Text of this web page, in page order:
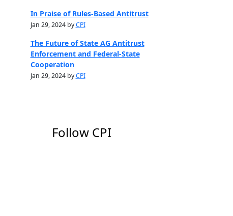
In Praise of Rules-Based Antitrust
Jan 29, 2024 byCPI
The Future of State AG Antitrust
Enforcement and Federal-State
Cooperation
Jan 29, 2024 byCPI
Follow CPI